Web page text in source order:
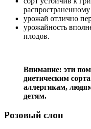
урожай отлично
урожайность
плодов.
Внимание: эти
диетическим
аллергикам,
детям.
Розовый слон